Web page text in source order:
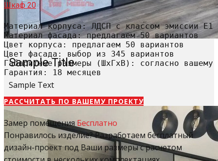
Sample Title
Sample Text
Шкаф 20
Материал корпуса: ЛДСП с классом эмиссии Е1
Материал фасада: предлагаем 50 вариантов
Цвет корпуса: предлагаем 50 вариантов
Цвет фасада: выбор из 345 вариантов
Габаритные размеры (ШхГхВ): согласно вашему
Гарантия: 18 месяцев
РАССЧИТАТЬ​ ПО ВАШЕМУ ПРОЕКТУ
Замер помещения Бесплатно
Понравилось изделие? Разработаем бесплатный
дизайн-проект под Ваши размеры с расчетом